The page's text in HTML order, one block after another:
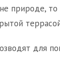
природе, то
для